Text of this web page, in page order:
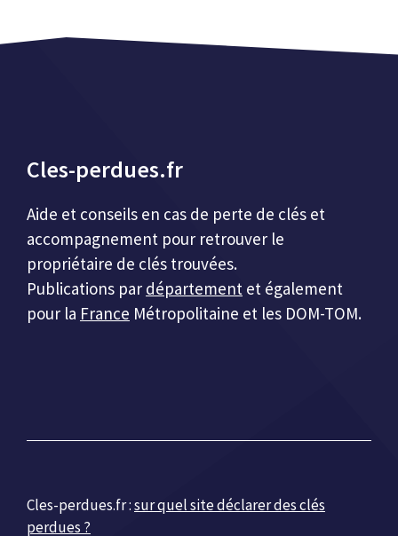
Cles-perdues.fr
Aide et conseils en cas de perte de clés et
accompagnement pour retrouver le
propriétaire de clés trouvées.
Publications par département et également
pour la France Métropolitaine et les DOM-TOM.
Cles-perdues.fr :sur quel site déclarer des clés
perdues ?